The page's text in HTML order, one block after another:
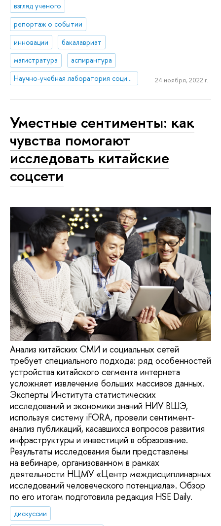
взгляд ученого
репортаж о событии
инновации
бакалавриат
магистратура
аспирантура
Научно-учебная лаборатория социогуманитарных исследований Севера и Арктики
24 ноября, 2022 г.
Уместные сентименты: как
чувства помогают
исследовать китайские
соцсети
Анализ китайских СМИ и социальных сетей
требует специального подхода: ряд особенностей
устройства китайского сегмента интернета
усложняет извлечение больших массивов данных.
Эксперты Института статистических
исследований и экономики знаний НИУ ВШЭ,
используя систему iFORA, провели сентимент-
анализ публикаций, касавшихся вопросов развития
инфраструктуры и инвестиций в образование.
Результаты исследования были представлены
на вебинаре, организованном в рамках
деятельности НЦМУ «Центр междисциплинарных
исследований человеческого потенциала». Обзор
по его итогам подготовила редакция HSE Daily.
дискуссии